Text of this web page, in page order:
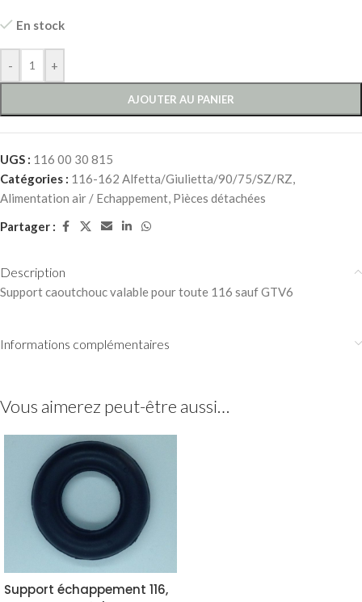
En stock
- +
AJOUTER AU PANIER
UGS : 116 00 30 815
Catégories : 116-162 Alfetta/Giulietta/90/75/SZ/RZ,
Alimentation air / Echappement, Pièces détachées
Partager :
Description
Support caoutchouc valable pour toute 116 sauf GTV6
Informations complémentaires
Vous aimerez peut-être aussi…
Support échappement 116,